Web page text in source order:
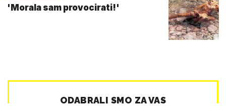
'Morala sam provocirati!'